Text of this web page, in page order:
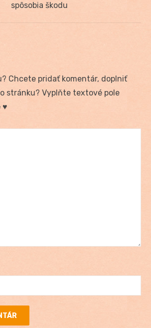
spôsobia škodu
Chcete pridať komentár, doplniť
stránku? Vyplňte textové pole
♥